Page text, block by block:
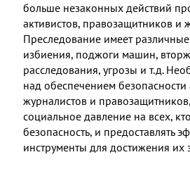
больше незаконных действий
активистов, правозащитников и
Преследование имеет
избиения, поджоги машин,
расследования, угрозы и т.д.
над обеспечением безопасности
журналистов и
социальное давление на всех,
безопасность, и предоставлять
инструменты для достижения их